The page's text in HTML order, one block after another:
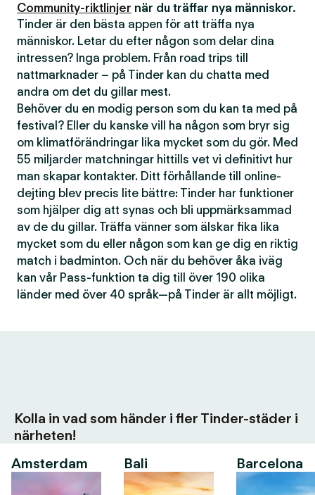
Community-riktlinjer när du träffar nya människor.
Tinder är den bästa appen för att träffa nya
människor. Letar du efter någon som delar dina
intressen? Inga problem. Från road trips till
nattmarknader – på Tinder kan du chatta med
andra om det du gillar mest.
Behöver du en modig person som du kan ta med på
festival? Eller du kanske vill ha någon som bryr sig
om klimatförändringar lika mycket som du gör. Med
55 miljarder matchningar hittills vet vi definitivt hur
man skapar kontakter. Ditt förhållande till online-
dejting blev precis lite bättre: Tinder har funktioner
som hjälper dig att synas och bli uppmärksammad
av de du gillar. Träffa vänner som älskar fika lika
mycket som du eller någon som kan ge dig en riktig
match i badminton. Och när du behöver åka iväg
kan vår Pass-funktion ta dig till över 190 olika
länder med över 40 språk—på Tinder är allt möjligt.
Kolla in vad som händer i fler Tinder-städer i
närheten!
Amsterdam
Bali Barcelona